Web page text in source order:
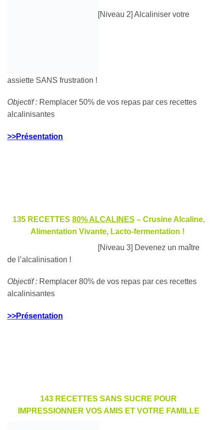
[Niveau 2] Alcaliniser votre
assiette SANS frustration !
Objectif : Remplacer 50% de vos repas par ces recettes
alcalinisantes
>>Présentation
135 RECETTES 80% ALCALINES – Crusine Alcaline,
Alimentation Vivante, Lacto-fermentation !
[Niveau 3] Devenez un maître
de l’alcalinisation !
Objectif : Remplacer 80% de vos repas par ces recettes
alcalinisantes
>>Présentation
143 RECETTES SANS SUCRE POUR
IMPRESSIONNER VOS AMIS ET VOTRE FAMILLE